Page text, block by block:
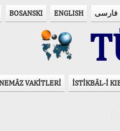
BOSANSKI ENGLISH فارسی
NEMÂZ VAKİTLERİ İSTİKBÂL-İ